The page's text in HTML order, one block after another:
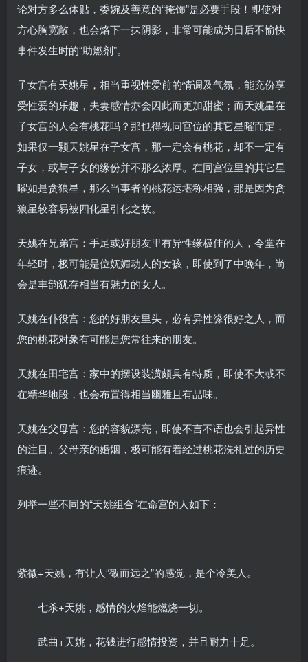
论对方多么体贴，委婉及善意的“掩饰”是必要手段！即使对
方心胸宽敞，也会烙下一抹阴影，非常可能成为日后不愉快
事件发生时的“助燃剂”。
子女宫有天姚星，相当重视性爱前的情调及气氛，能充份享
受性爱的乐趣，夫妻感情亦会因此而更加甜蜜；而天姚星在
子女宫的人会有桃花吗？那也得视同宫位的其它星曜而定，
如果仅一颗天姚星在子女宫，那一定会有桃花，却不一定有
子女，或与子女的缘份并不那么浓厚。在同宫位里的其它星
曜如是贪狼星，那么当事者的桃花运堪称相强，那是因为贪
狼星较容易被四化星引化之故。
天姚在兄弟宫：手足或好朋友里有异性缘极佳的人，令堂在
年轻时，极可能是位妩媚动人的女孩，即使到了中晚年，尚
会是丰韵犹存相当有魅力的女人。
天姚在仆役宫：您的好朋友里头，必有异性缘很好之人，而
您的桃花对象有可能是您常往来的朋友。
天姚在田宅宫：家中的摆设装潢颇具有特质，即使不大或不
在精华地段，也会布置得相当幽雅且有品味。
天姚在父母宫：您的容貌漂亮，即使不言不语也会引起异性
的注目。父母亲的婚姻，极可能有着经过桃花洗礼过的历史
痕迹。
列举一些不同的“天姚组合”在命宫的人如下：
紫微+天姚，有让人“敬而远之”的感觉，是个冷美人。
七杀+天姚，感情的火焰能燃烧一切。
武曲+天姚，花钱进行感情投资，并且耐力十足。